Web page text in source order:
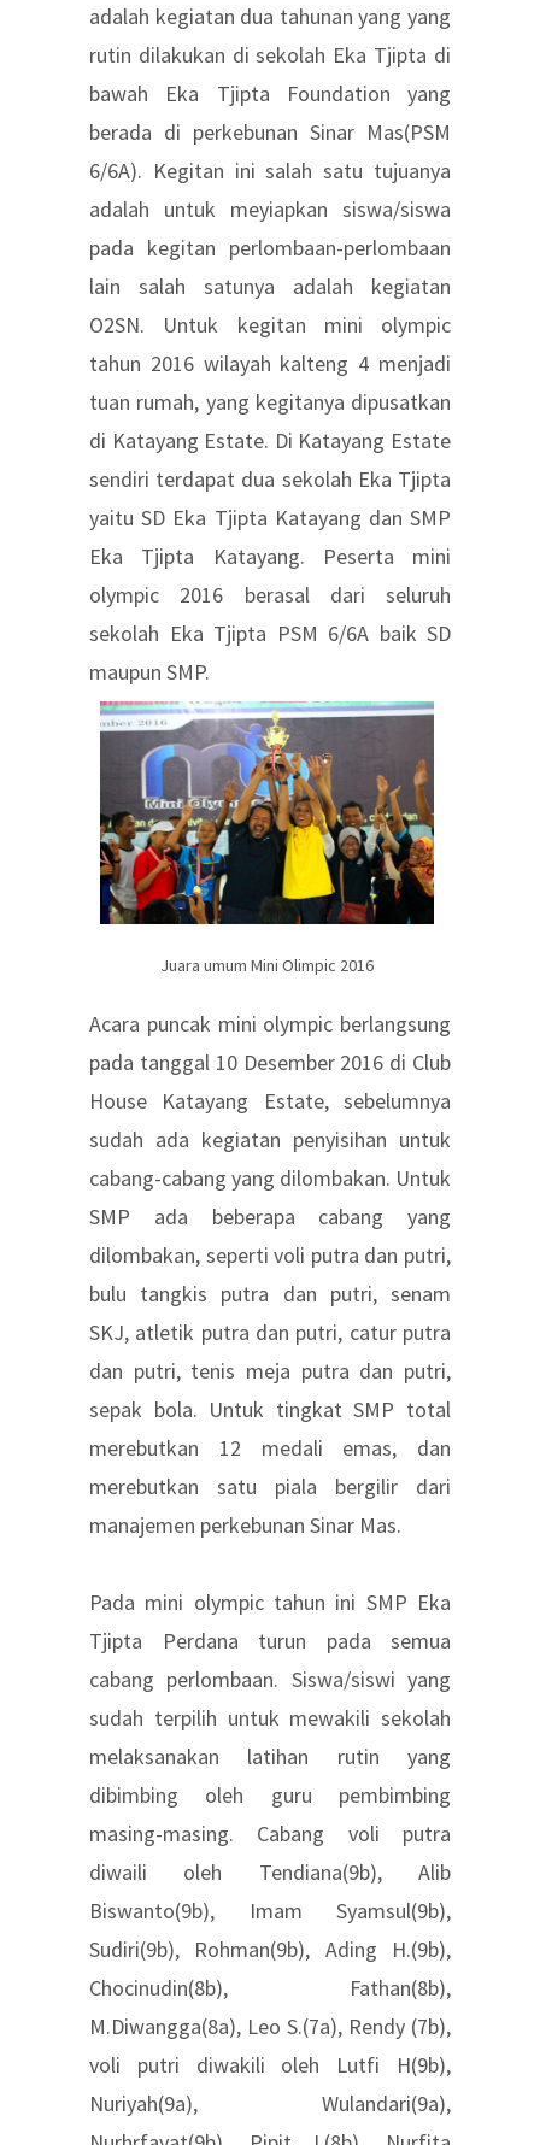
adalah kegiatan dua tahunan yang yang
rutin dilakukan di sekolah Eka Tjipta di
bawah Eka Tjipta Foundation yang
berada di perkebunan Sinar Mas(PSM
6/6A). Kegitan ini salah satu tujuanya
adalah untuk meyiapkan siswa/siswa
pada kegitan perlombaan-perlombaan
lain salah satunya adalah kegiatan
O2SN. Untuk kegitan mini olympic
tahun 2016 wilayah kalteng 4 menjadi
tuan rumah, yang kegitanya dipusatkan
di Katayang Estate. Di Katayang Estate
sendiri terdapat dua sekolah Eka Tjipta
yaitu SD Eka Tjipta Katayang dan SMP
Eka Tjipta Katayang. Peserta mini
olympic 2016 berasal dari seluruh
sekolah Eka Tjipta PSM 6/6A baik SD
maupun SMP.
Juara umum Mini Olimpic 2016
Acara puncak mini olympic berlangsung
pada tanggal 10 Desember 2016 di Club
House Katayang Estate, sebelumnya
sudah ada kegiatan penyisihan untuk
cabang-cabang yang dilombakan. Untuk
SMP ada beberapa cabang yang
dilombakan, seperti voli putra dan putri,
bulu tangkis putra dan putri, senam
SKJ, atletik putra dan putri, catur putra
dan putri, tenis meja putra dan putri,
sepak bola. Untuk tingkat SMP total
merebutkan 12 medali emas, dan
merebutkan satu piala bergilir dari
manajemen perkebunan Sinar Mas.
Pada mini olympic tahun ini SMP Eka
Tjipta Perdana turun pada semua
cabang perlombaan. Siswa/siswi yang
sudah terpilih untuk mewakili sekolah
melaksanakan latihan rutin yang
dibimbing oleh guru pembimbing
masing-masing. Cabang voli putra
diwaili oleh Tendiana(9b), Alib
Biswanto(9b), Imam Syamsul(9b),
Sudiri(9b), Rohman(9b), Ading H.(9b),
Chocinudin(8b), Fathan(8b),
M.Diwangga(8a), Leo S.(7a), Rendy (7b),
voli putri diwakili oleh Lutfi H(9b),
Nuriyah(9a), Wulandari(9a),